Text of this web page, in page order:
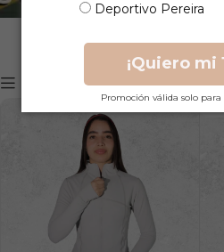
Deportivo Pereira
¡Quiero mi
Promoción válida solo
Mostrar filtros